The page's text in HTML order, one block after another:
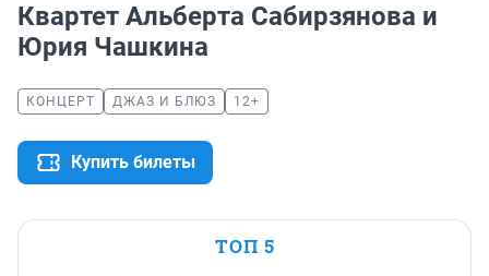
Квартет Альберта Сабирзянова и
Юрия Чашкина
КОНЦЕРТ ДЖАЗ И БЛЮЗ 12+
Купить билеты
ТОП 5